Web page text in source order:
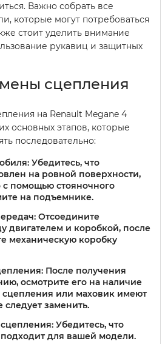
Важно собрать все
которые могут потребоваться
стоит уделить внимание
рукавиц и защитных
сцепления
на Renault Megane 4
основных этапов, которые
последовательно:
Убедитесь, что
на ровной поверхности,
с помощью стояночного
на подъемнике.
Отсоедините
двигателем и коробкой, после
механическую коробку
После получения
осмотрите его на наличие
сцепления или маховик имеют
заменить.
Убедитесь, что
для вашей модели.